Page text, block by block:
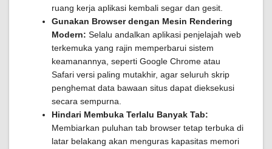
ruang kerja aplikasi kembali segar dan gesit.
Gunakan Browser dengan Mesin Rendering
Modern: Selalu andalkan aplikasi penjelajah web
terkemuka yang rajin memperbarui sistem
keamanannya, seperti Google Chrome atau
Safari versi paling mutakhir, agar seluruh skrip
penghemat data bawaan situs dapat dieksekusi
secara sempurna.
Hindari Membuka Terlalu Banyak Tab:
Membiarkan puluhan tab browser tetap terbuka di
latar belakang akan menguras kapasitas memori